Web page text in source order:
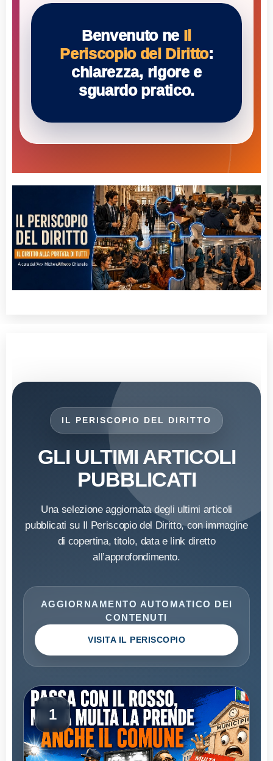
Benvenuto ne Il
Periscopio del Diritto:
chiarezza, rigore e
sguardo pratico.
IL PERISCOPIO DEL DIRITTO
GLI ULTIMI ARTICOLI
PUBBLICATI
Una selezione aggiornata degli ultimi articoli
pubblicati su Il Periscopio del Diritto, con immagine
di copertina, titolo, data e link diretto
all’approfondimento.
AGGIORNAMENTO AUTOMATICO DEI
CONTENUTI
VISITA IL PERISCOPIO
1